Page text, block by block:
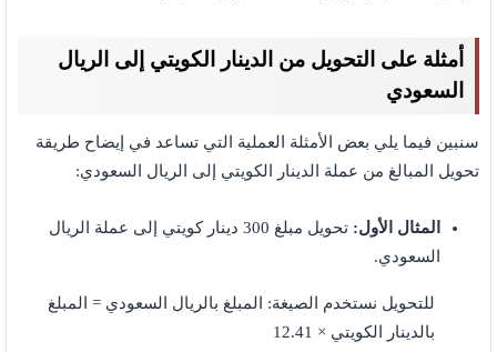
أمثلة على التحويل من الدينار الكويتي إلى الريال
السعودي
سنبين فيما يلي بعض الأمثلة العملية التي تساعد في إيضاح طريقة
تحويل المبالغ من عملة الدينار الكويتي إلى الريال السعودي:
المثال الأول:
تحويل مبلغ 300 دينار كويتي إلى عملة الريال
السعودي.
للتحويل نستخدم الصيغة: المبلغ بالريال السعودي = المبلغ
بالدينار الكويتي × 12.41